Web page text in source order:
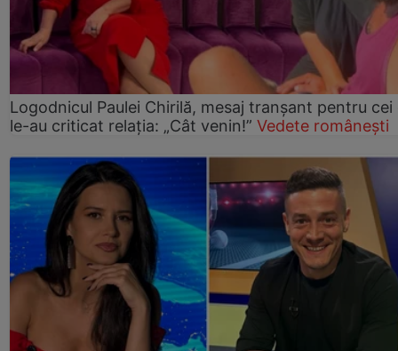
Logodnicul Paulei Chirilă, mesaj tranșant pentru cei
le-au criticat relația: „Cât venin!” Vedete românești